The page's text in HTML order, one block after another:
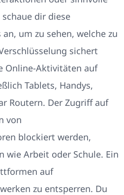
dir diese
um zu sehen, welche zu
sichert
Online-Aktivitäten auf
Tablets, Handys,
Routern. Der Zugriff auf
von
blockiert werden,
wie Arbeit oder Schule. Ein
auf
zu entsperren. Du